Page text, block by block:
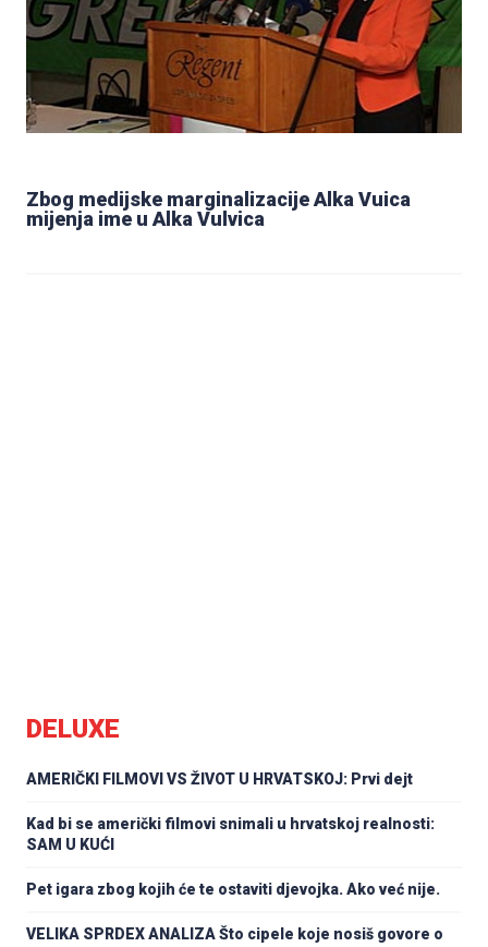
Zbog medijske marginalizacije Alka Vuica
mijenja ime u Alka Vulvica
DELUXE
AMERIČKI FILMOVI VS ŽIVOT U HRVATSKOJ: Prvi dejt
Kad bi se američki filmovi snimali u hrvatskoj realnosti:
SAM U KUĆI
Pet igara zbog kojih će te ostaviti djevojka. Ako već nije.
VELIKA SPRDEX ANALIZA Što cipele koje nosiš govore o